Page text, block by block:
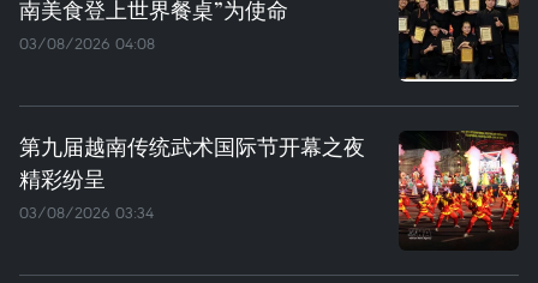
南美食登上世界餐桌”为使命
03/08/2026 04:08
第九届越南传统武术国际节开幕之夜
精彩纷呈
03/08/2026 03:34